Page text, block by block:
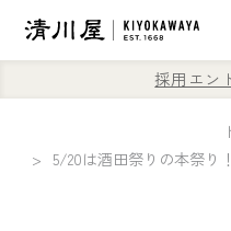
採用エン